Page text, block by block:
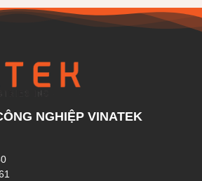
NGHIỆP VINATEK